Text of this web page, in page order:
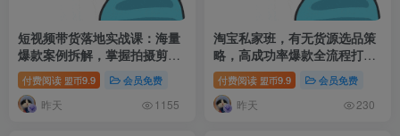
短视频带货落地实战课：海量
爆款案例拆解，掌握拍摄剪辑
与带货脚本创作技巧
付费阅读 盟币9.9 会员免费
昨天 1155
淘宝私家班，有无货源选品策
略，高成功率爆款全流程打
法，全店动销与淘短+付费引
流(更新2026年08月05日)
付费阅读 盟币9.9 会员免费
昨天 230